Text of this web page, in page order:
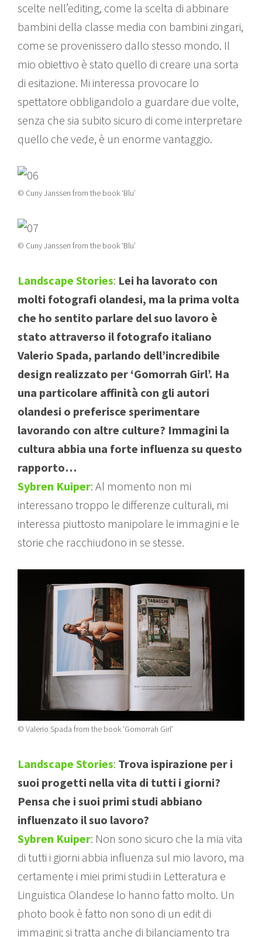
scelte nell’editing, come la scelta di abbinare
bambini della classe media con bambini zingari,
come se provenissero dallo stesso mondo. Il
mio obiettivo è stato quello di creare una sorta
di esitazione. Mi interessa provocare lo
spettatore obbligandolo a guardare due volte,
senza che sia subito sicuro di come interpretare
quello che vede, è un enorme vantaggio.
© Cuny Janssen from the book ‘Blu’
© Cuny Janssen from the book ‘Blu’
Landscape Stories: Lei ha lavorato con
molti fotografi olandesi, ma la prima volta
che ho sentito parlare del suo lavoro è
stato attraverso il fotografo italiano
Valerio Spada, parlando dell’incredibile
design realizzato per ‘Gomorrah Girl’. Ha
una particolare affinità con gli autori
olandesi o preferisce sperimentare
lavorando con altre culture? Immagini la
cultura abbia una forte influenza su questo
rapporto…
Sybren Kuiper: Al momento non mi
interessano troppo le differenze culturali, mi
interessa piuttosto manipolare le immagini e le
storie che racchiudono in se stesse.
© Valerio Spada from the book ‘Gomorrah Girl’
Landscape Stories: Trova ispirazione per i
suoi progetti nella vita di tutti i giorni?
Pensa che i suoi primi studi abbiano
influenzato il suo lavoro?
Sybren Kuiper: Non sono sicuro che la mia vita
di tutti i giorni abbia influenza sul mio lavoro, ma
certamente i miei primi studi in Letteratura e
Linguistica Olandese lo hanno fatto molto. Un
photo book è fatto non sono di un edit di
immagini; si tratta anche di bilanciamento tra